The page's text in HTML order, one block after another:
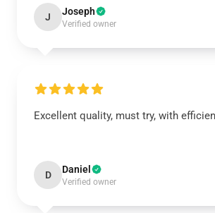
J Joseph
Verified owner
Excellent quality, must try, with
D Daniel
Verified owner